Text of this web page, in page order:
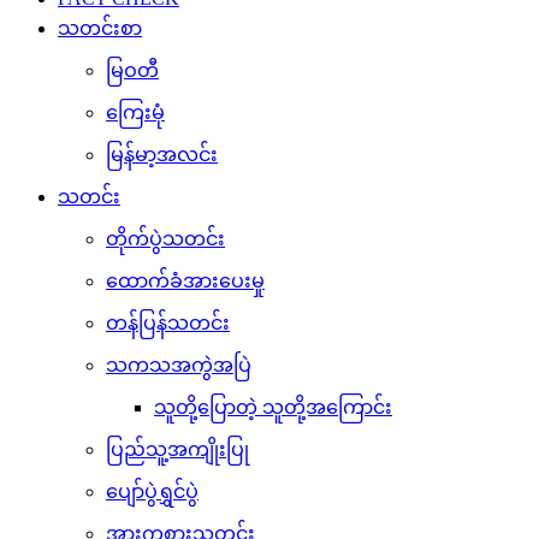
သတင်းစာ
မြဝတီ
ကြေးမုံ
မြန်မာ့အလင်း
သတင်း
တိုက်ပွဲသတင်း
ထောက်ခံအားပေးမှု
တန်ပြန်သတင်း
သကသအကွဲအပြဲ
သူတို့ပြောတဲ့ သူတို့အကြောင်း
ပြည်သူ့အကျိုးပြု
ပျော်ပွဲရွှင်ပွဲ
အားကစားသတင်း